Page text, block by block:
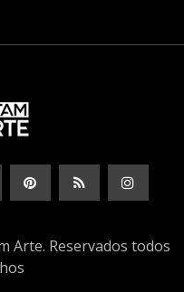
Arte. Reservados todos